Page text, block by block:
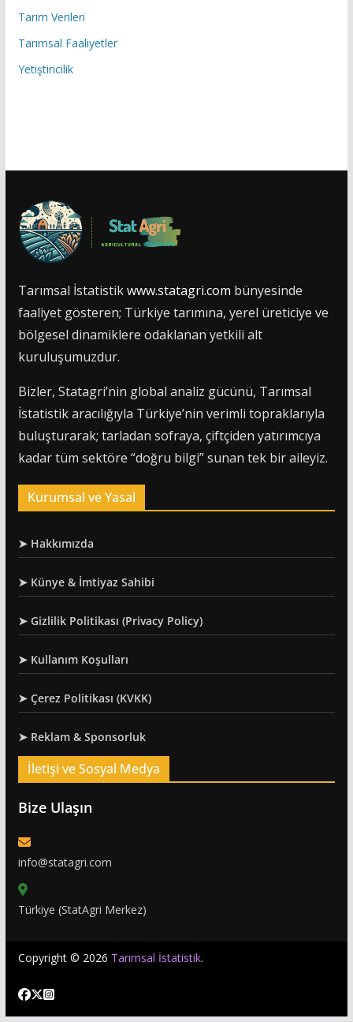
Tarım Verileri
Tarımsal Faaliyetler
Yetiştiricilik
Tarımsal İstatistikwww.statagri.com bünyesinde
faaliyet gösteren; Türkiye tarımına, yerel üreticiye ve
bölgesel dinamiklere odaklanan yetkili alt
kuruluşumuzdur.
Bizler, Statagri’nin global analiz gücünü, Tarımsal
İstatistik aracılığıyla Türkiye’nin verimli topraklarıyla
buluşturarak; tarladan sofraya, çiftçiden yatırımcıya
kadar tüm sektöre “doğru bilgi” sunan tek bir aileyiz.
Kurumsal ve Yasal
➤ Hakkımızda
➤ Künye & İmtiyaz Sahibi
➤ Gizlilik Politikası (Privacy Policy)
➤ Kullanım Koşulları
➤ Çerez Politikası (KVKK)
➤ Reklam & Sponsorluk
İletişi ve Sosyal Medya
Bize Ulaşın
info@statagri.com
Türkiye (StatAgri Merkez)
Copyright © 2026 Tarımsal İstatistik.